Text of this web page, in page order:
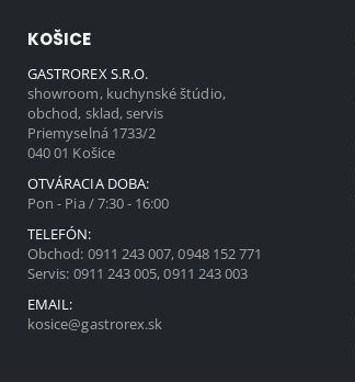
KOŠICE
GASTROREX S.R.O.
showroom, kuchynské štúdio,
obchod, sklad, servis
Priemyselná 1733/2
040 01 Košice
OTVÁRACIA DOBA:
Pon - Pia / 7:30 - 16:00
TELEFÓN:
Obchod: 0911 243 007,0948 152 771
Servis: 0911 243 005,0911 243 003
EMAIL:
kosice@gastrorex.sk